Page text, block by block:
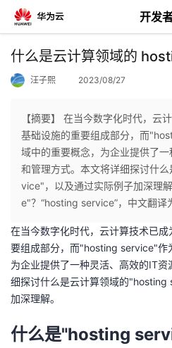
开发
返
个
人
主
页
我
的
开
发
者
什么是云计算领域的
汪子熙 2023/08/27
【摘要】 在当今数字化时代，云
基础设施的重要组成部分，而
域中的重要概念，为企业提供了
和管理方式。本文将详细探讨什
vice"，以及通过实际例子加深理
e"？“hosting service”，中文翻译
在当今数字化时代，云计算技术已
要组成部分，而"hosting service"作
为企业提供了一种灵活、高效的IT
细探讨什么是云计算领域的
加深理解。
什么是"hosting